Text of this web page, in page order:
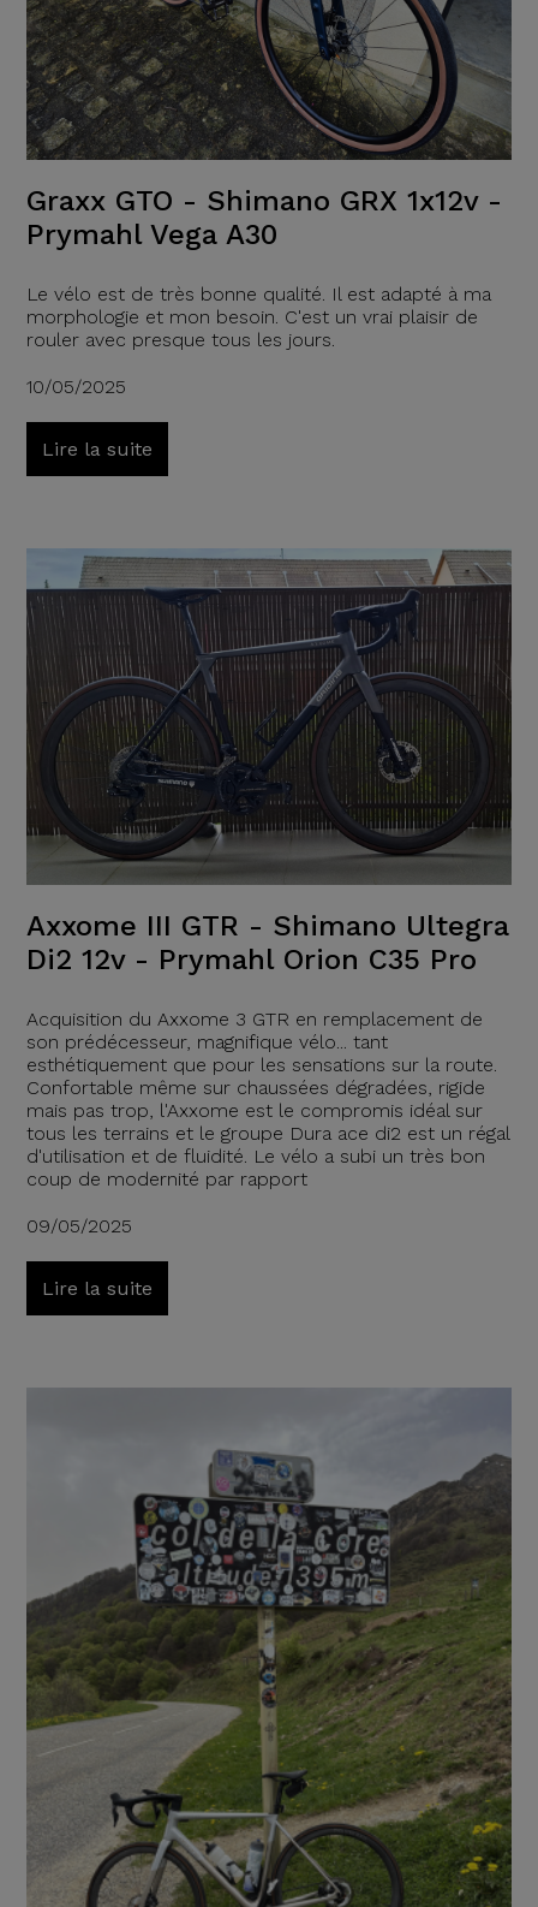
Graxx GTO - Shimano GRX 1x12v -
Prymahl Vega A30
Le vélo est de très bonne qualité. Il est adapté à ma
morphologie et mon besoin. C'est un vrai plaisir de
rouler avec presque tous les jours.
10/05/2025
Lire la suite
Axxome III GTR - Shimano Ultegra
Di2 12v - Prymahl Orion C35 Pro
Acquisition du Axxome 3 GTR en remplacement de
son prédécesseur, magnifique vélo... tant
esthétiquement que pour les sensations sur la route.
Confortable même sur chaussées dégradées, rigide
mais pas trop, l'Axxome est le compromis idéal sur
tous les terrains et le groupe Dura ace di2 est un régal
d'utilisation et de fluidité. Le vélo a subi un très bon
coup de modernité par rapport
09/05/2025
Lire la suite